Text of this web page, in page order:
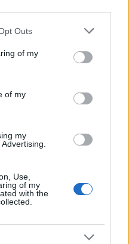
uses one or more Google
You may click to
its third-party tags to
purposes in below Google
Outs
of my
of my
my
Use,
of my
with the
το κουδούνι για να
είναι η δική σου